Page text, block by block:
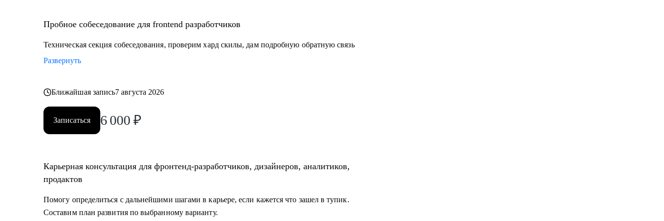
Кому могу помочь:
• Тем, кто хочет войти в IT и начать строить карьеру с нуля.
процессы и не сгореть.
• Всем кто хочет развиваться, но чувствует, что застрял.
• Фронтенд разработчикам.
• Аналитикам и продакт менеджерам.
Пробное собеседование для frontend разработчиков
Техническая секция собеседования, проверим хард скилы, дам подробную обратную связь
Развернуть
Ближайшая запись7 августа 2026
Записаться 6 000 ₽
Карьерная консультация для фронтенд-разработчиков, дизайнеров, аналитиков,
продактов
Помогу определиться с дальнейшими шагами в карьере, если кажется что зашел в тупик.
Составим план развития по выбранному варианту.